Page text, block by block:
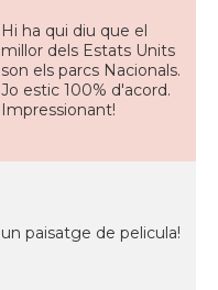
Hi ha qui diu que el
millor dels Estats Units
son els parcs Nacionals.
Jo estic 100% d'acord.
Impressionant!
un paisatge de pelicula!